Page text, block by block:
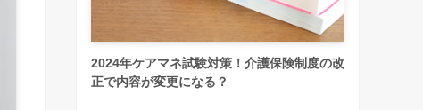
2024年ケアマネ試験対策！介護保険制度の改
正で内容が変更になる？